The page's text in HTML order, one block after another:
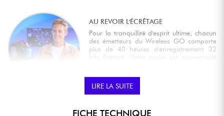
AU REVOIR L'ÉCRÊTAGE
Pour la tranquillité d'esprit ultime, chacun
des émetteurs du Wireless GO comporte
plus de 40 heures d'enregistrement 32
bits flottant. Votre audio est sauvegardé
en post-production.
LIRE LA SUITE
FICHE TECHNIQUE